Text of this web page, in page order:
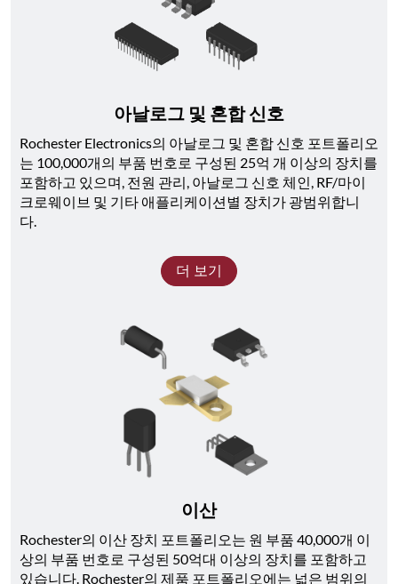
아날로그 및 혼합 신호
Rochester Electronics의 아날로그 및 혼합 신호 포트폴리오
는 100,000개의 부품 번호로 구성된 25억 개 이상의 장치를
포함하고 있으며, 전원 관리, 아날로그 신호 체인, RF/마이
크로웨이브 및 기타 애플리케이션별 장치가 광범위합니
다.
더 보기
이산
Rochester의 이산 장치 포트폴리오는 원 부품 40,000개 이
상의 부품 번호로 구성된 50억대 이상의 장치를 포함하고
있습니다. Rochester의 제품 포트폴리오에는 넓은 범위의